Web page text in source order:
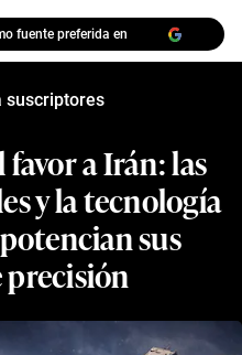
fuente preferida en
suscriptores
favor a Irán: las
y la tecnología
sus
precisión